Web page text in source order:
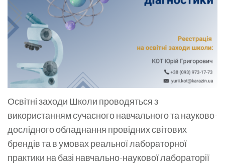
Освітні заходи Школи проводяться з
використанням сучасного навчального та науково-
дослідного обладнання провідних світових
брендів та в умовах реальної лабораторної
практики на базі навчально-наукової лабораторії